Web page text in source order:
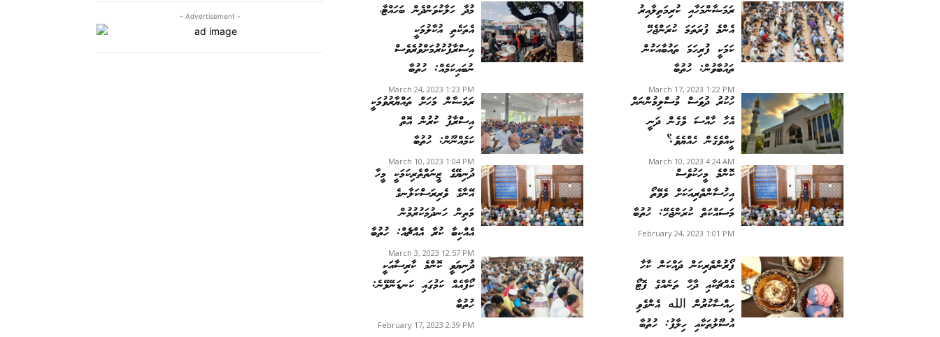
- Advertisement -
މުދާ ހަލާކުވަންދެން ބަހައްޓާ،
އެތަކެތި އުކާލުމަކީ
އިސްރާފުކުރުމަށްވުރެވެސް
ނުބައިކަމެއް: ހުތުބާ
March 24, 2023 1:23 PM
ރަމަޟާންމަހާއި ކުރިމަތިލާއިރު
އެންމެ ފުރަތަމަ ކުރަންޖެހޭ
ކަމަކީ ފުރިހަމަ ތައުބާއަކުން
ތައުބާވުން: ހުތުބާ
March 17, 2023 1:22 PM
ރަމަޟާން މަހަށް ތައްޔާރުވުމަކީ
އިސްރާފު ކުރުން އޮތް
ކަމެއްނޫން: ހުތުބާ
March 10, 2023 1:04 PM
ހުކުރު ދުވަސް މުސްލިމުންނަށް
އެހާ ހާއްސަ ވެގެން ދަނީ
ކީއްވެގެން ހެއްޔެވެ؟
March 10, 2023 4:24 AM
ދުނިޔޭގެ ޒީނަތްތެރިކަމަކީ މީހާ
އޭނާގެ ވެރިރަސްކަލާނގެ
މަތިން ހަނދުމަކުރުމުން
އެއްކިބާ ކުރާ އެއްޗެއް: ހުތުބާ
March 3, 2023 12:57 PM
ކޮންމެ މީހަކުވެސް
އިހުސާންތެރިއަކަށް ވެވޭތޯ
މަސައްކަތް ކުރަންޖެހޭ: ހުތުބާ
February 24, 2023 1:01 PM
ދުނިޔަވީ ކޮންމެ ކާރިސާއަކީ
ކޯފާއެއް ކަމުގައި ކަނޑަނޭޅޭނެ:
ހުތުބާ
February 17, 2023 2:39 PM
ފޯރުންތެރިކަން ދައްކަން ކާހާ
އެއްޗަކާއި ދާހާ ތަނެއްގެ ފޮޓޯ
ހިއްސާކުރުން الله އެންގެވި
އުސޫލުތަކާއި ހިލާފު: ހުތުބާ